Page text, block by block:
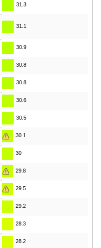
31.3
31.1
30.9
30.8
30.8
30.6
30.5
30.1
30
29.8
29.5
29.2
28.3
28.2